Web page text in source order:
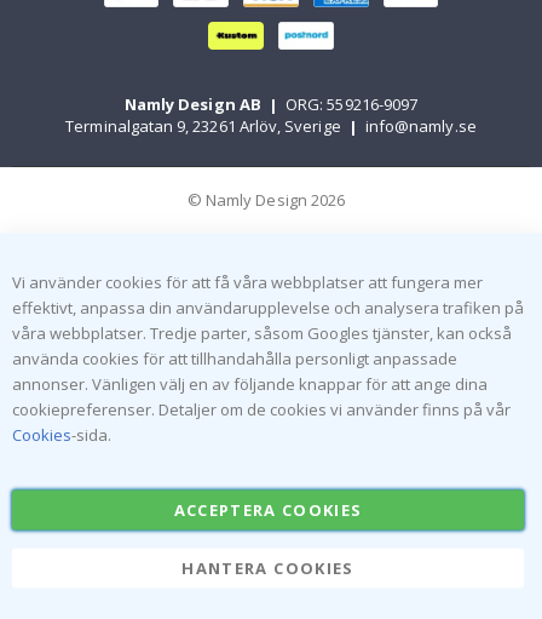
Namly Design AB | ORG: 559216-9097
Terminalgatan 9, 23261 Arlöv, Sverige | info@namly.se
© Namly Design 2026
Vi använder cookies för att få våra webbplatser att fungera mer
effektivt, anpassa din användarupplevelse och analysera trafiken på
våra webbplatser. Tredje parter, såsom Googles tjänster, kan också
använda cookies för att tillhandahålla personligt anpassade
annonser. Vänligen välj en av följande knappar för att ange dina
cookiepreferenser. Detaljer om de cookies vi använder finns på vår
Cookies-sida.
ACCEPTERA COOKIES
HANTERA COOKIES